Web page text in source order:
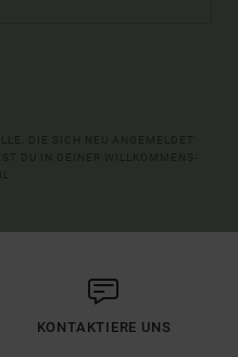
KONTAKTIERE UNS